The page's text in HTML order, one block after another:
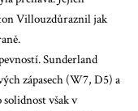
Villouzdůraznil jak
Sunderland
zápasech (W7, D5) a
však v